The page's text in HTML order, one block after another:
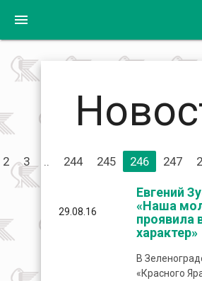
menu
2 3 .. 244 245 246 247
29.08.16
Евгений
«Наша
проявила
характер»
В
«Красного